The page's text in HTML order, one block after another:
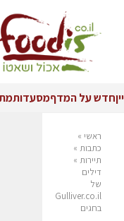
ייןחדש על המדףמסעדות
ראשי »
כתבות »
תיירות »
דילים
של
Gulliver.co.il
בחגים